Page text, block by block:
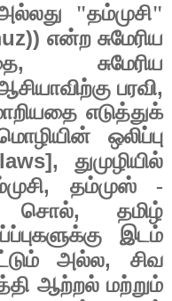
"தம்முசி"
என்ற சுமேரிய
, சுமேரிய
பரவி,
எடுத்துக்
ஒலிப்பு
துமுழியில்
, தம்முஸ் -
சொல், தமிழ்
இடம்
அல்ல, சிவ
ஆற்றல் மற்றும்